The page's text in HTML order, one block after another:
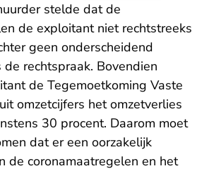
stelde dat de
de exploitant niet rechtstreeks
geen onderscheidend
rechtspraak. Bovendien
de Tegemoetkoming Vaste
omzetcijfers het omzetverlies
30 procent. Daarom moet
dat er een oorzakelijk
de coronamaatregelen en het